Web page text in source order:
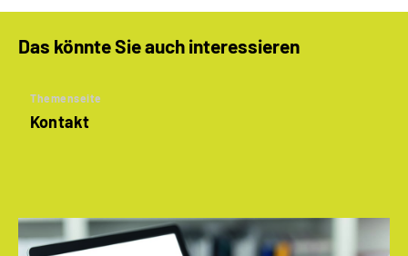
Das könnte Sie auch interessieren
Themenseite
Kontakt